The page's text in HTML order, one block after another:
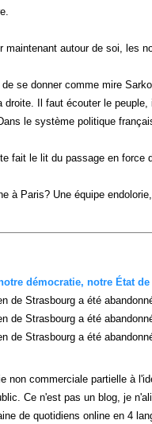
maintenant autour de soi, les
se donner comme mire
droite. Il faut écouter le
le système politique
fait le lit du passage en
à Paris? Une équipe
démocratie, notre État
de Strasbourg a été
de Strasbourg a été
de Strasbourg a été
non commerciale partielle à
Ce n'est pas un blog, je
de quotidiens online en 4